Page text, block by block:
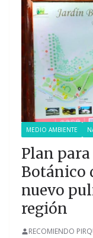
MEDIO AMBIENTE
Plan
Botánico
nuevo
región
RECOMIENDO